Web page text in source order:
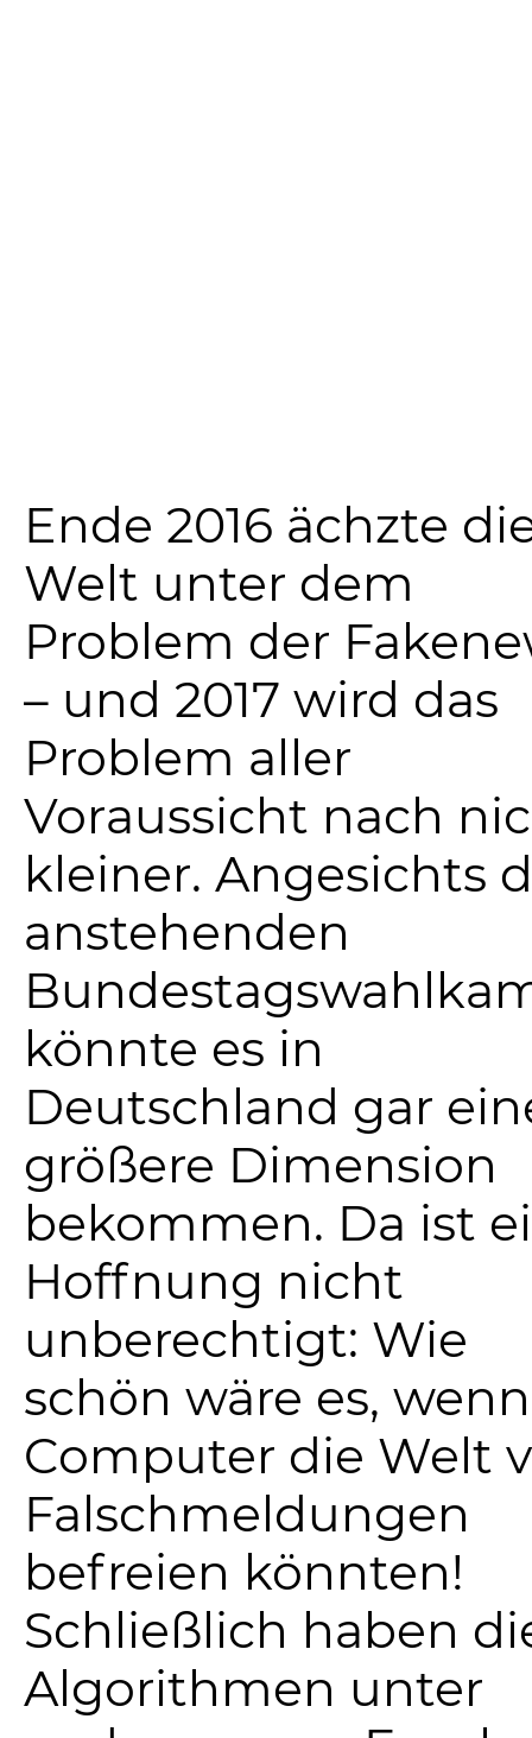
Ende 2016 ächzte
Welt unter dem
Problem der
– und 2017 wird das
Problem aller
Voraussicht nach
kleiner. Angesichts
anstehenden
könnte es in
Deutschland gar
größere Dimension
bekommen. Da ist
Hoffnung nicht
unberechtigt: Wie
schön wäre es, wenn
Computer die Welt
Falschmeldungen
befreien könnten!
Schließlich haben
Algorithmen unter